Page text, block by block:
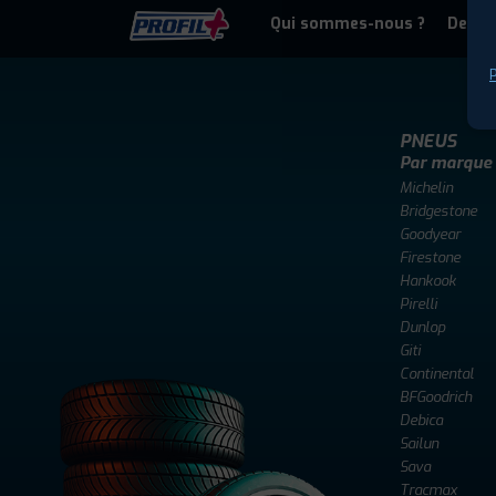
Qui sommes-nous ?
PNEUS
Par marque
Michelin
Bridgestone
Goodyear
Firestone
Hankook
Pirelli
Dunlop
Giti
Continental
BFGoodrich
Debica
Sailun
Sava
Tracmax